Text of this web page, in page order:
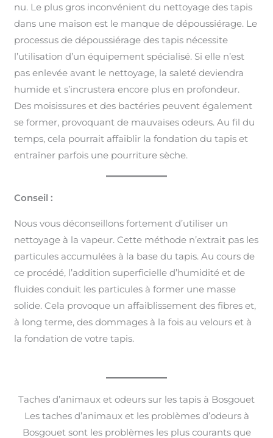
nu. Le plus gros inconvénient du nettoyage des tapis
dans une maison est le manque de dépoussiérage. Le
processus de dépoussiérage des tapis nécessite
l’utilisation d’un équipement spécialisé. Si elle n’est
pas enlevée avant le nettoyage, la saleté deviendra
humide et s’incrustera encore plus en profondeur.
Des moisissures et des bactéries peuvent également
se former, provoquant de mauvaises odeurs. Au fil du
temps, cela pourrait affaiblir la fondation du tapis et
entraîner parfois une pourriture sèche.
Conseil :
Nous vous déconseillons fortement d’utiliser un
nettoyage à la vapeur. Cette méthode n’extrait pas les
particules accumulées à la base du tapis. Au cours de
ce procédé, l’addition superficielle d’humidité et de
fluides conduit les particules à former une masse
solide. Cela provoque un affaiblissement des fibres et,
à long terme, des dommages à la fois au velours et à
la fondation de votre tapis.
Taches d’animaux et odeurs sur les tapis à Bosgouet
Les taches d’animaux et les problèmes d’odeurs à
Bosgouet sont les problèmes les plus courants que